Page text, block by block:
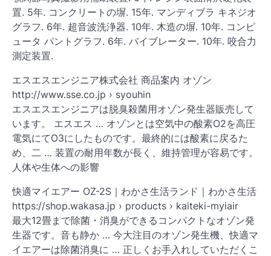
置. 5年. コンクリートの塀. 15年. マンディブラ キネジオ
グラフ. 6年. 超音波洗浄器. 10年. 木造の塀. 10年. コンピ
ュータ パントグラフ. 6年. バイブレーター. 10年. 咬合力
測定装置.
エスエスエンジニア株式会社 商品案内 オゾン
http://www.sse.co.jp › syouhin
エスエスエンジニアは脱臭殺菌用オゾン発生器販売して
います。 エスエス … オゾンとは空気中の酸素O2を高圧
電気にてO3にしたものです。最終的には酸素に戻るた
め、二 … 装置の耐用年数が長く、維持管理が容易です。
人体や生体への影響
快適マイエアー OZ-2S｜わかさ生活ランド｜わかさ生活
https://shop.wakasa.jp › products › kaiteki-myiair
最大12畳まで除菌・消臭ができるコンパクトなオゾン発
生器です。音も静か … 今大注目のオゾン発生機、快適マ
イエアーは除菌消臭に … 正しくお手入れしていただくこ